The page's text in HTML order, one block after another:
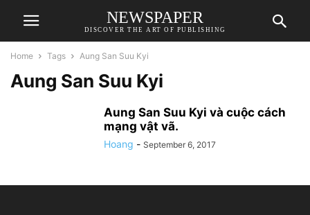
NEWSPAPER
DISCOVER THE ART OF PUBLISHING
Home Tags Aung San Suu Kyi
Aung San Suu Kyi
Aung San Suu Kyi và cuộc cách
mạng vật vã.
Hoang - September 6, 2017